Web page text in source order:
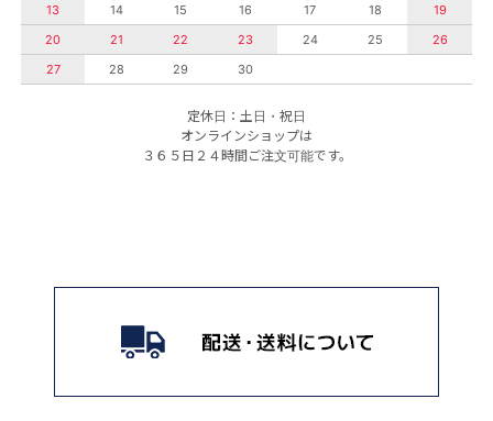
13
14 15 16 17 18
19
20
21 22 23 24 25
26
27
28 29 30
定休日：土日・祝日
オンラインショップは
３６５日２４時間ご注文可能です。